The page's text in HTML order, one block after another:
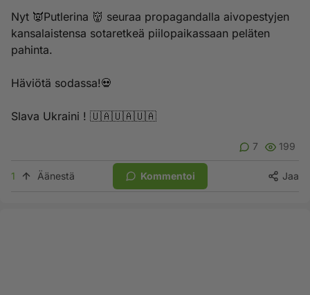
Nyt 👿Putlerina 👹 seuraa propagandalla aivopestyjen
kansalaistensa sotaretkeä piilopaikassaan peläten
pahinta.
Häviötä sodassa!💀
Slava Ukraini ! 🇺🇦🇺🇦🇺🇦
7 199
1 Äänestä Kommentoi Jaa